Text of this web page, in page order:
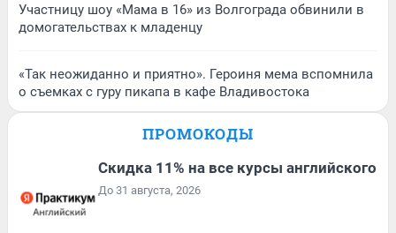
Участницу шоу «Мама в 16» из Волгограда обвинили в
домогательствах к младенцу
«Так неожиданно и приятно». Героиня мема вспомнила
о съемках с гуру пикапа в кафе Владивостока
ПРОМОКОДЫ
Скидка 11% на все курсы английского
До 31 августа, 2026